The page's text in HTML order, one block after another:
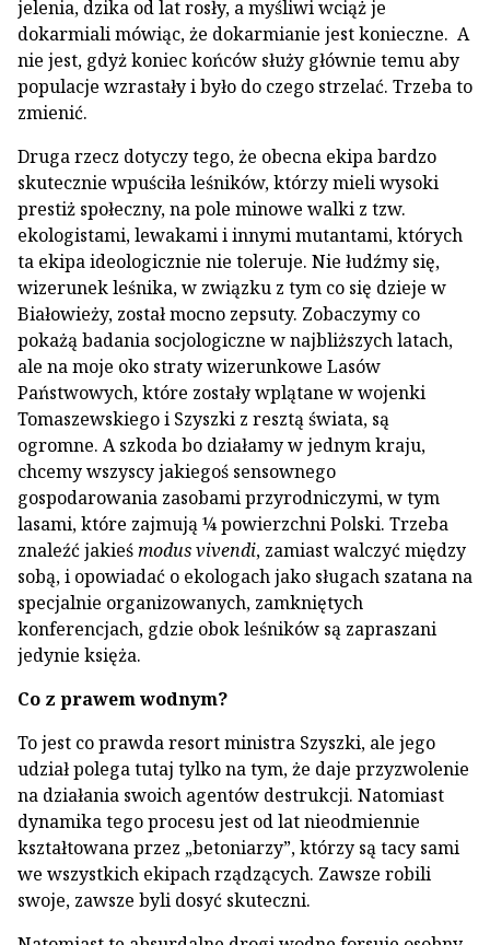
jelenia, dzika od lat rosły, a myśliwi wciąż je
dokarmiali mówiąc, że dokarmianie jest konieczne. A
nie jest, gdyż koniec końców służy głównie temu aby
populacje wzrastały i było do czego strzelać. Trzeba to
zmienić.
Druga rzecz dotyczy tego, że obecna ekipa bardzo
skutecznie wpuściła leśników, którzy mieli wysoki
prestiż społeczny, na pole minowe walki z tzw.
ekologistami, lewakami i innymi mutantami, których
ta ekipa ideologicznie nie toleruje. Nie łudźmy się,
wizerunek leśnika, w związku z tym co się dzieje w
Białowieży, został mocno zepsuty. Zobaczymy co
pokażą badania socjologiczne w najbliższych latach,
ale na moje oko straty wizerunkowe Lasów
Państwowych, które zostały wplątane w wojenki
Tomaszewskiego i Szyszki z resztą świata, są
ogromne. A szkoda bo działamy w jednym kraju,
chcemy wszyscy jakiegoś sensownego
gospodarowania zasobami przyrodniczymi, w tym
lasami, które zajmują ¼ powierzchni Polski. Trzeba
znaleźć jakieśmodus vivendi, zamiast walczyć między
sobą, i opowiadać o ekologach jako sługach szatana na
specjalnie organizowanych, zamkniętych
konferencjach, gdzie obok leśników są zapraszani
jedynie księża.
Co z prawem wodnym?
To jest co prawda resort ministra Szyszki, ale jego
udział polega tutaj tylko na tym, że daje przyzwolenie
na działania swoich agentów destrukcji. Natomiast
dynamika tego procesu jest od lat nieodmiennie
kształtowana przez „betoniarzy”, którzy są tacy sami
we wszystkich ekipach rządzących. Zawsze robili
swoje, zawsze byli dosyć skuteczni.